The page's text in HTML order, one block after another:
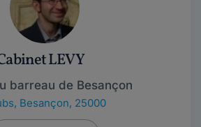
LEVY
barreau de Besançon
, Besançon, 25000